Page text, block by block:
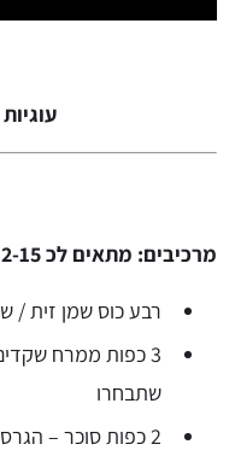
מרכיבים: מתאים לכ 12-15 עוגיות שמנמנות
רבע כוס שמן זית /
3 כפות ממרח
שתבחרו
2 כפות סוכר –